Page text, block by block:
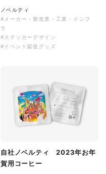
ノベルティ
#メーカー・製造業・工業・インフ
ラ
#ステッカーデザイン
#イベント販促グッズ
自社ノベルティ 2023年お年
賀用コーヒー